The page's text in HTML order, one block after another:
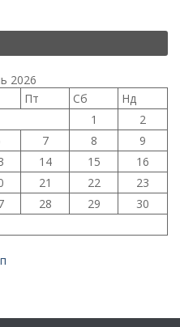
2026
Пт Сб
Нд
1
2
7 8
9
14 15
16
21 22
23
28 29
30